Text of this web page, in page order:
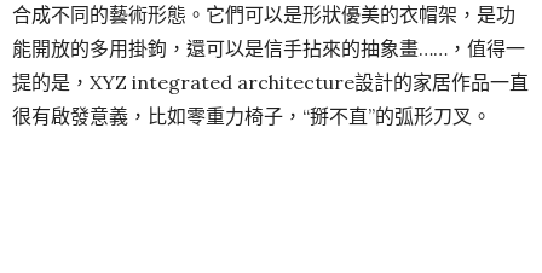
合成不同的藝術形態。它們可以是形狀優美的衣帽架，是功
能開放的多用掛鉤，還可以是信手拈來的抽象畫……，值得一
提的是，XYZ integrated architecture設計的家居作品一直
很有啟發意義，比如零重力椅子，“掰不直”的弧形刀叉。